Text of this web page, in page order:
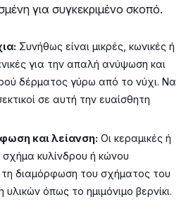
για συγκεκριμένο σκοπό.
Συνήθως είναι μικρές, κωνικές ή
για την απαλή ανύψωση και
δέρματος γύρω από το νύχι. Να
σε αυτή την ευαίσθητη
και λείανση: Οι κεραμικές ή
κυλίνδρου ή κώνου
τη διαμόρφωση του σχήματος του
όπως το ημιμόνιμο βερνίκι.